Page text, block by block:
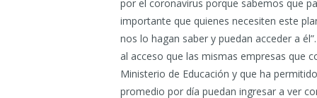
por el coronavirus porque sabemos que
importante que quienes necesiten este
nos lo hagan saber y puedan acceder a
al acceso que las mismas empresas que
Ministerio de Educación y que ha
promedio por día puedan ingresar a ver